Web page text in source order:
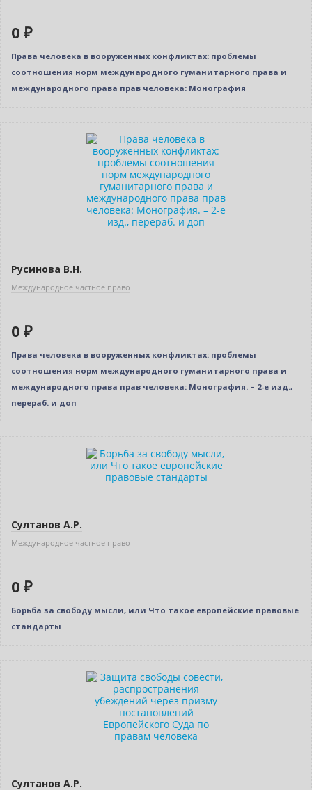
0 ₽
Права человека в вооруженных конфликтах: проблемы
соотношения норм международного гуманитарного права и
международного права прав человека: Монография
Русинова В.Н.
Международное частное право
0 ₽
Права человека в вооруженных конфликтах: проблемы
соотношения норм международного гуманитарного права и
международного права прав человека: Монография. – 2-е изд.,
перераб. и доп
Султанов А.Р.
Международное частное право
0 ₽
Борьба за свободу мысли, или Что такое европейские правовые
стандарты
Султанов А.Р.